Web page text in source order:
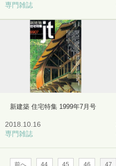
専門雑誌
新建築 住宅特集 1999年7月号
2018.10.16
専門雑誌
前へ 44 45 46 47